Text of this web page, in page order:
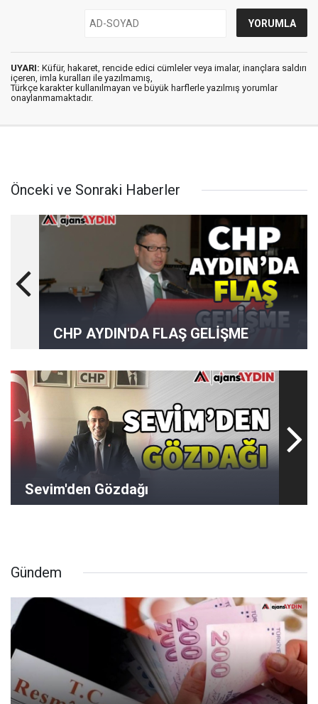
UYARI: Küfür, hakaret, rencide edici cümleler veya imalar, inançlara saldırı
içeren, imla kuralları ile yazılmamış,
Türkçe karakter kullanılmayan ve büyük harflerle yazılmış yorumlar
onaylanmamaktadır.
Önceki ve Sonraki Haberler
CHP AYDIN'DA FLAŞ GELİŞME
Sevim'den Gözdağı
Gündem